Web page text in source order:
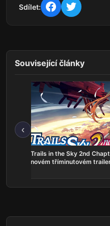
Sdílet:
Související články
‹
Trails in the Sky 2nd
novém tříminutovém